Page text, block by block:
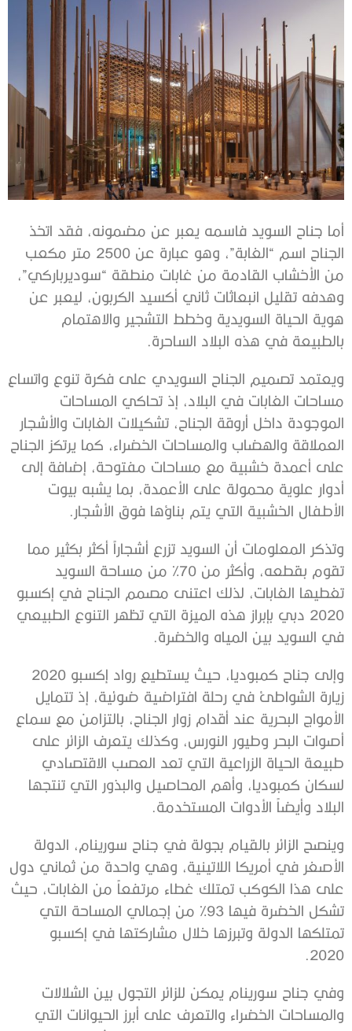
أما جناح السويد فاسمه يعبر عن مضمونه، فقد اتخذ
الجناح اسم “الغابة”، وهو عبارة عن 2500 متر مكعب
من الأخشاب القادمة من غابات منطقة “سوديرباركي”،
وهدفه تقليل انبعاثات ثاني أكسيد الكربون، ليعبر عن
هوية الحياة السويدية وخطط التشجير والاهتمام
بالطبيعة في هذه البلاد الساحرة.
ويعتمد تصميم الجناح السويدي على فكرة تنوع واتساع
مساحات الغابات في البلاد، إذ تحاكي المساحات
الموجودة داخل أروقة الجناح، تشكيلات الغابات والأشجار
العملاقة والهضاب والمساحات الخضراء، كما يرتكز الجناح
على أعمدة خشبية مع مساحات مفتوحة، إضافة إلى
أدوار علوية محمولة على الأعمدة، بما يشبه بيوت
الأطفال الخشبية التي يتم بناؤها فوق الأشجار.
وتذكر المعلومات أن السويد تزرع أشجاراً أكثر بكثير مما
تقوم بقطعه، وأكثر من 70% من مساحة السويد
تغطيها الغابات، لذلك اعتنى مصمم الجناح في إكسبو
2020 دبي بإبراز هذه الميزة التي تظهر التنوع الطبيعي
في السويد بين المياه والخضرة.
وإلى جناح كمبوديا، حيث يستطيع رواد إكسبو 2020
زيارة الشواطئ في رحلة افتراضية ضوئية، إذ تتمايل
الأمواج البحرية عند أقدام زوار الجناح، بالتزامن مع سماع
أصوات البحر وطيور النورس، وكذلك يتعرف الزائر على
طبيعة الحياة الزراعية التي تعد العصب الاقتصادي
لسكان كمبوديا، وأهم المحاصيل والبذور التي تنتجها
البلاد وأيضاً الأدوات المستخدمة.
وينصح الزائر بالقيام بجولة في جناح سورينام، الدولة
الأصغر في أمريكا اللاتينية، وهي واحدة من ثماني دول
على هذا الكوكب تمتلك غطاء مرتفعاً من الغابات، حيث
تشكل الخضرة فيها 93% من إجمالي المساحة التي
تمتلكها الدولة وتبرزها خلال مشاركتها في إكسبو
2020.
وفي جناح سورينام يمكن للزائر التجول بين الشلالات
والمساحات الخضراء والتعرف على أبرز الحيوانات التي